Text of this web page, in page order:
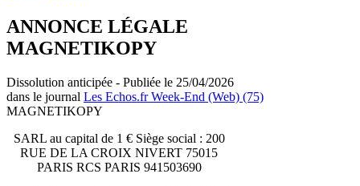
ANNONCE LÉGALE
MAGNETIKOPY
Dissolution anticipée - Publiée le 25/04/2026
dans le journal Les Echos.fr Week-End (Web) (75)
MAGNETIKOPY
SARL au capital de 1 € Siège social : 200
RUE DE LA CROIX NIVERT 75015
PARIS RCS PARIS 941503690